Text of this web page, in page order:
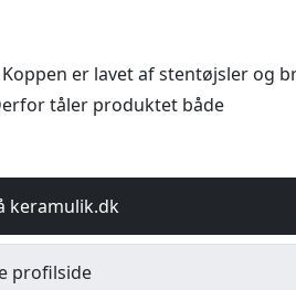
er lavet af stentøjsler og
tåler produktet både
keramulik.dk
profilside